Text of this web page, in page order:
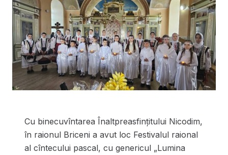
Cu binecuvîntarea Înaltpreasfințitului Nicodim,
în raionul Briceni a avut loc Festivalul raional
al cîntecului pascal, cu genericul „Lumina